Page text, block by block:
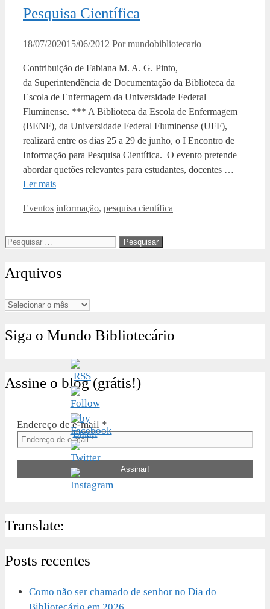
Pesquisa Científica
18/07/202015/06/2012 Pormundobibliotecario
Contribuição de Fabiana M. A. G. Pinto,
da Superintendência de Documentação da Biblioteca da
Escola de Enfermagem da Universidade Federal
Fluminense. *** A Biblioteca da Escola de Enfermagem
(BENF), da Universidade Federal Fluminense (UFF),
realizará entre os dias 25 a 29 de junho, o I Encontro de
Informação para Pesquisa Científica. O evento pretende
abordar quetões relevantes para estudantes, docentes …
Ler mais
Categorias
Eventos Tags
informação, pesquisa científica
Pesquisar
Arquivos
Arquivos
Siga o Mundo Bibliotecário
Assine o blog (grátis!)
Endereço de e-mail *
Translate:
Posts recentes
Como não ser chamado de senhor no Dia do